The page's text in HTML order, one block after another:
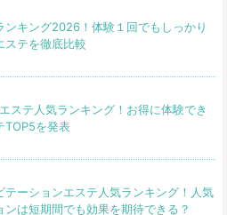
ンキング2026！体験１回でもしっかり
ステを徹底比較
ステ人気ランキング！お得に体験でき
TOP5を発表
テーションエステ人気ランキング！人気
ンは短期間でも効果を期待できる？